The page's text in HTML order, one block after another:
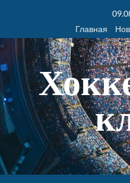
Главная